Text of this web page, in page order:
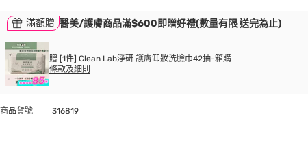
滿額贈 醫美/護膚商品滿$600即贈好禮(數量有限 送完為止)
贈 [1件] Clean Lab淨研 護膚卸妝洗臉巾42抽-箱購
條款及細則
商品貨號 316819